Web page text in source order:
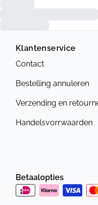
Klantenservice
Contact
Bestelling annuleren
Verzending en
Handelsvorrwaarden
Betaalopties